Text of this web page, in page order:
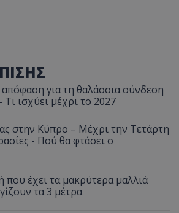
για τη θαλάσσια σύνδεση
ισχύει μέχρι το 2027
στην Κύπρο – Μέχρι την Τετάρτη
- Πού θα φτάσει ο
που έχει τα μακρύτερα μαλλιά
τα 3 μέτρα